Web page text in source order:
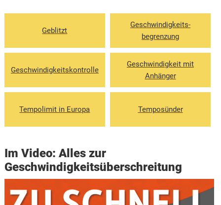
Geblitzt
Geschwindigkeits­
begrenzung
Geschwindigkeits­kontrolle
Geschwindigkeit mit
Anhänger
Tempolimit in Europa Temposünder
Im Video: Alles zur
Geschwindigkeitsüberschreitung